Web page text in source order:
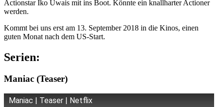
Actionstar Iko Uwais mit ins Boot. Könnte ein knallharter Actioner
werden.
Kommt bei uns erst am 13. September 2018 in die Kinos, einen
guten Monat nach dem US-Start.
Serien:
Maniac (Teaser)
Maniac | Teaser | Netflix